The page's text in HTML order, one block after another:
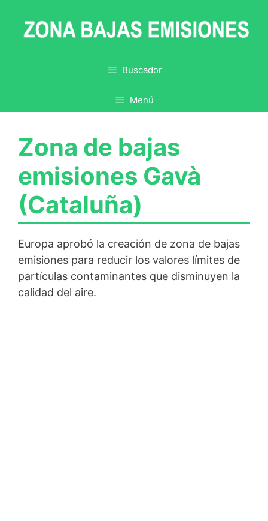
contenido
Buscador
Menú
Zona de bajas
emisiones Gavà
(Cataluña)
Europa aprobó la creación de zona de bajas
emisiones para reducir los valores límites de
partículas contaminantes que disminuyen la
calidad del aire.